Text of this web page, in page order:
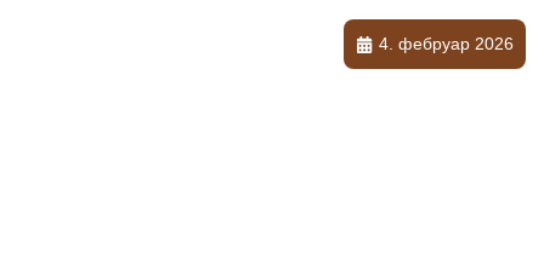
4. фебруар 2026